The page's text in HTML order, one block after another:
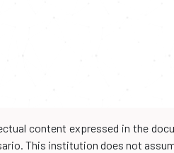
content expressed in the
This institution does not